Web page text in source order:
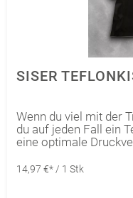
SISER
Wenn du viel mit der
du auf jeden Fall ein
eine optimale
Knöpfen und
14,97 €* / 1 Stk